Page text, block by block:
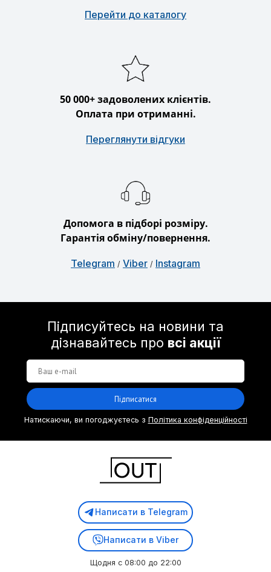
Перейти до каталогу
50 000+ задоволених клієнтів.
Оплата при отриманні.
Переглянути відгуки
Допомога в підборі розміру.
Гарантія обміну/повернення.
Telegram / Viber / Instagram
Підписуйтесь на новини та
дізнавайтесь про всі акції
Підписатися
Натискаючи, ви погоджуєтесь з Політика конфіденційності
Написати в Telegram
Написати в Viber
Щодня с 08:00 до 22:00